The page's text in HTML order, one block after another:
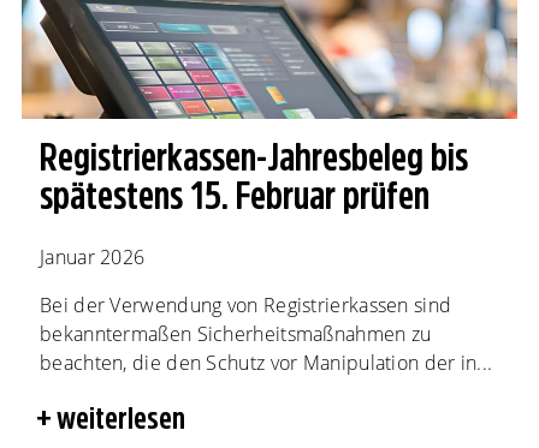
Registrierkassen-Jahresbeleg bis
spätestens 15. Februar prüfen
Januar 2026
Bei der Verwendung von Registrierkassen sind
bekanntermaßen Sicherheitsmaßnahmen zu
beachten, die den Schutz vor Manipulation der in...
weiterlesen